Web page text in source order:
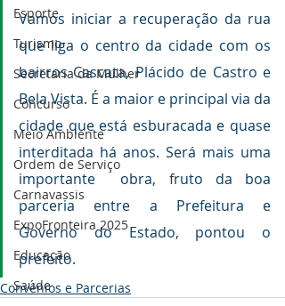
Esporte
Turismo
Secretaria da Mulher
Concurso
Meio Ambiente
Ordem de Serviço
Carnavassis
ExpoFronteira 2025
Educação
Saúde
Vamos iniciar a recuperação da rua
que liga o centro da cidade com os
bairros Cascata, Plácido de Castro e
Bela Vista. É a maior e principal via da
cidade que está esburacada e quase
interditada há anos. Será mais uma
importante  obra, fruto da boa
parceria entre a Prefeitura e
Governo do Estado, pontou o
prefeito.
Convênios e Parcerias